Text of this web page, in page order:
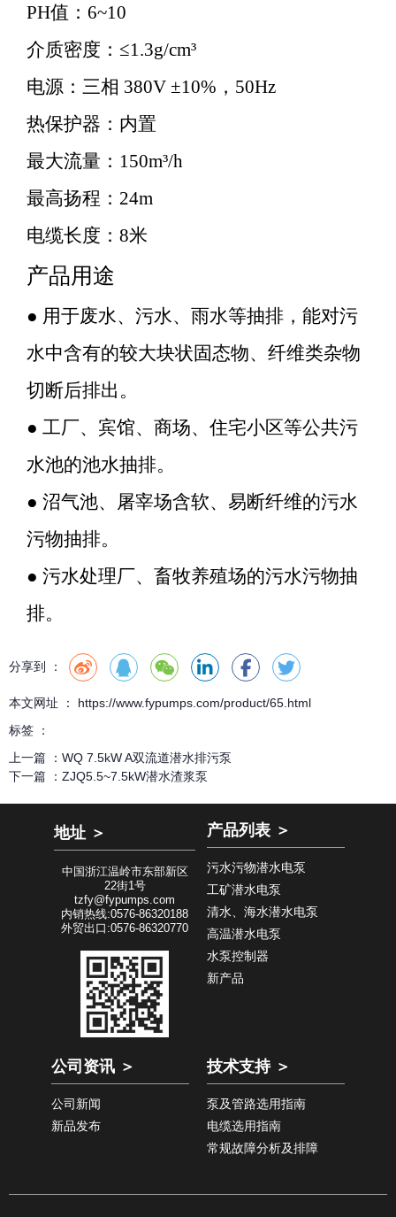
PH值：6~10
介质密度：≤1.3g/cm³
电源：三相 380V ±10%，50Hz
热保护器：内置
最大流量：150m³/h
最高扬程：24m
电缆长度：8米
产品用途
● 用于废水、污水、雨水等抽排，能对污
水中含有的较大块状固态物、纤维类杂物
切断后排出。
● 工厂、宾馆、商场、住宅小区等公共污
水池的池水抽排。
● 沼气池、屠宰场含软、易断纤维的污水
污物抽排。
● 污水处理厂、畜牧养殖场的污水污物抽
排。
分享到 ：
本文网址 ： https://www.fypumps.com/product/65.html
标签 ：
上一篇 ： WQ 7.5kW A双流道潜水排污泵
下一篇 ： ZJQ5.5~7.5kW潜水渣浆泵
地址 ＞
中国浙江温岭市东部新区
22街1号
tzfy@fypumps.com
内销热线:0576-86320188
外贸出口:0576-86320770
产品列表 ＞
污水污物潜水电泵
工矿潜水电泵
清水、海水潜水电泵
高温潜水电泵
水泵控制器
新产品
公司资讯 ＞
公司新闻
新品发布
技术支持 ＞
泵及管路选用指南
电缆选用指南
常规故障分析及排障